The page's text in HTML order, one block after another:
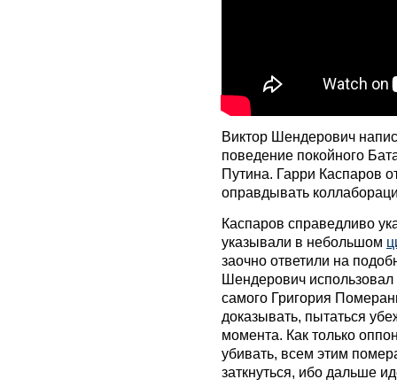
Виктор Шендерович
поведение покойного
Путина. Гарри Каспаров
оправдывать
Каспаров справедливо
указывали в небольшом
заочно ответили на
Шендерович использовал
самого Григория
доказывать, пытаться
момента. Как только
убивать, всем этим
заткнуться, ибо дальше